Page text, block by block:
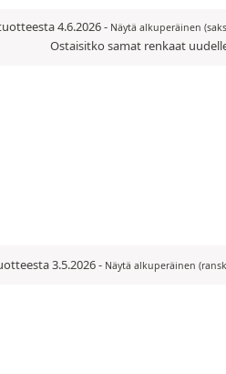
4.6.2026- Näytä alkuperäinen
Ostaisitko samat renkaat
3.5.2026- Näytä alkuperäinen